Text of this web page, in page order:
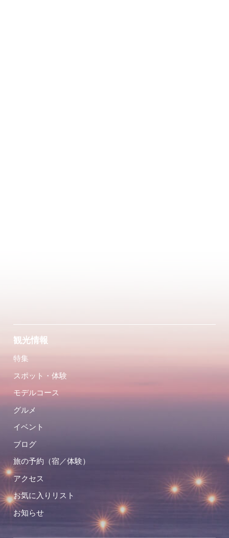
観光情報
特集
スポット・体験
モデルコース
グルメ
イベント
ブログ
旅の予約（宿／体験）
アクセス
お気に入りリスト
お知らせ